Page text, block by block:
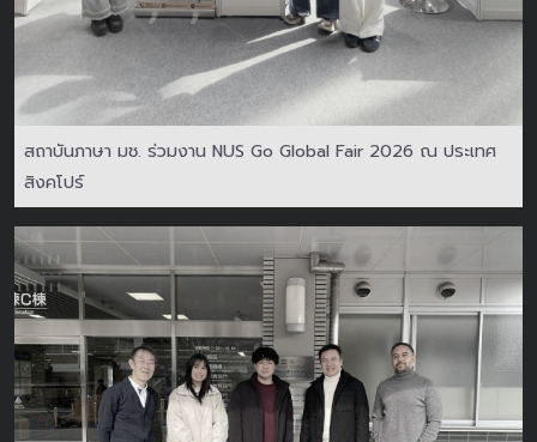
สถาบันภาษา มช. ร่วมงาน NUS Go Global Fair 2026 ณ ประเทศ
สิงคโปร์